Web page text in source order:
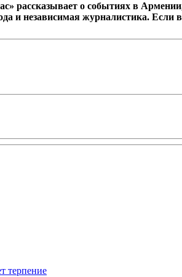
рассказывает о событиях в
и независимая журналистика.
терпение